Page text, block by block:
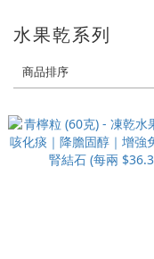
水果乾系列
商品排序